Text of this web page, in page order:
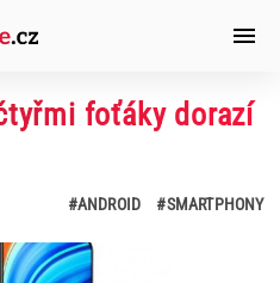
foťáky dorazí
#ANDROID #SMARTPHONY